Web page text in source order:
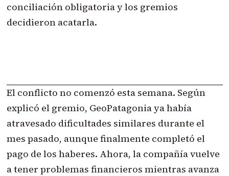
conciliación obligatoria y los gremios
decidieron acatarla.
El conflicto no comenzó esta semana. Según
explicó el gremio, GeoPatagonia ya había
atravesado dificultades similares durante el
mes pasado, aunque finalmente completó el
pago de los haberes. Ahora, la compañía vuelve
a tener problemas financieros mientras avanza